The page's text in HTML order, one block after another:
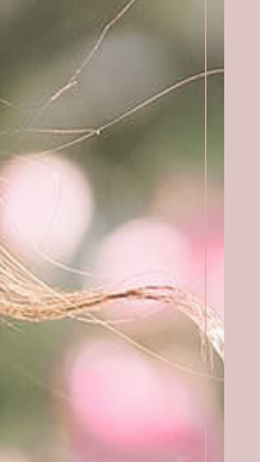
RISAKI
PRODUCT